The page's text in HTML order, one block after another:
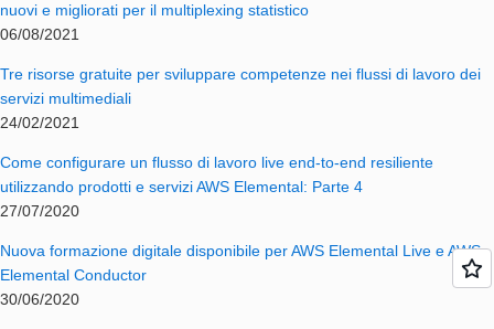
nuovi e migliorati per il multiplexing statistico
06/08/2021
Tre risorse gratuite per sviluppare competenze nei flussi di lavoro dei
servizi multimediali
24/02/2021
Come configurare un flusso di lavoro live end-to-end resiliente
utilizzando prodotti e servizi AWS Elemental: Parte 4
27/07/2020
Nuova formazione digitale disponibile per AWS Elemental Live e AWS
Elemental Conductor
30/06/2020